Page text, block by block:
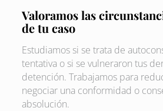
Valoramos las
de tu caso
Estudiamos si se trata de
tentativa o si se vulneraron tus
detención. Trabajamos para
negociar una conformidad o
absolución.